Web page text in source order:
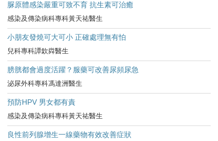
脲原體感染嚴重可致不育 抗生素可治癒
感染及傳染病科專科黃天祐醫生
小朋友發燒可大可小 正確處理無有怕
兒科專科譚欽粦醫生
膀胱都會過度活躍？服藥可改善尿頻尿急
泌尿外科專科馮達洲醫生
預防HPV 男女都有責
感染及傳染病科專科黃天祐醫生
良性前列腺增生一線藥物有效改善症狀